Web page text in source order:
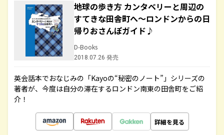
地球の歩き方 カンタベリーと周辺の
すてきな田舎町へ～ロンドンからの日
帰りおさんぽガイド♪
D-Books
2018.07.26 発売
英会話本でおなじみの「Kayoの“秘密のノート”」シリーズの
著者が、今度は自分の滞在するロンドン南東の田舎町をご紹
介！
詳細を見る